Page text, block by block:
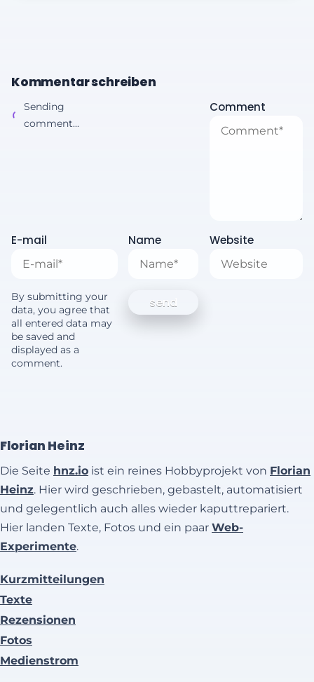
Kommentar schreiben
Sending
comment...
Comment
E-mail Name Website
By submitting your
data, you agree that
all entered data may
be saved and
displayed as a
comment.
Florian Heinz
Die Seite hnz.io ist ein reines Hobbyprojekt von Florian
Heinz. Hier wird geschrieben, gebastelt, automatisiert
und gelegentlich auch alles wieder kaputtrepariert.
Hier landen Texte, Fotos und ein paar Web-
Experimente.
Kurzmitteilungen
Texte
Rezensionen
Fotos
Medienstrom